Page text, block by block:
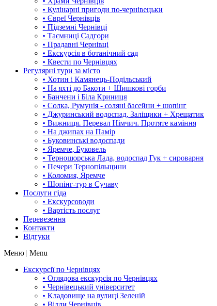
• Кулінарні пригоди по-чернівецьки
• Євреї Чернівців
• Підземні Чернівці
• Таємниці Садгори
• Прадавні Чернівці
• Екскурсія в ботанічний сад
• Квести по Чернівцях
Регулярні тури за місто
• Хотин і Камянець-Подільський
• На яхті до Бакоти + Шишкові горби
• Банчени і Біла Криниця
• Солка, Румунія - соляні басейни + шопінг
• Джуринський водоспад, Заліщики + Хрещатик
• Вижниця. Перевал Німчич. Протяте каміння
• На джипах на Памір
• Буковинські водоспади
• Яремче, Буковель
• Терношорська Лада, водоспад Гук + сироварня
• Печери Тернопільщини
• Коломия, Яремче
• Шопінг-тур в Сучаву
Послуги гіда
• Екскурсоводи
• Вартість послуг
Перевезення
Контакти
Відгуки
Меню | Menu
Екскурсії по Чернівцях
• Оглядова екскурсія по Чернівцях
• Чернівецький університет
• Кладовище на вулиці Зеленій
• Вілли Чернівців